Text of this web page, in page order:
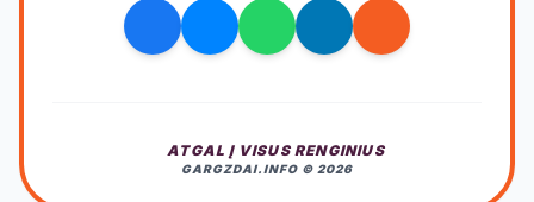
ATGAL Į VISUS RENGINIUS
GARGZDAI.INFO © 2026